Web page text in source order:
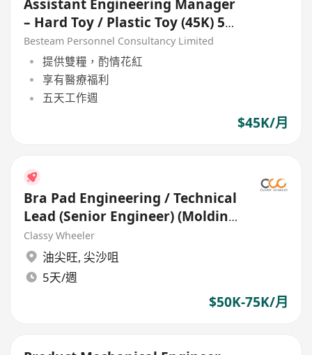
Assistant Engineering Manager
– Hard Toy / Plastic Toy (45K) 5
Days
Besteam Personnel Consultancy Limited
提供雙糧，酌情花紅
享有醫療福利
五天工作週
$45K/月
Bra Pad Engineering / Technical
Lead (Senior Engineer) (Molding
& Production)
Classy Wheeler
油尖旺, 尖沙咀
5天/週
$50K-75K/月